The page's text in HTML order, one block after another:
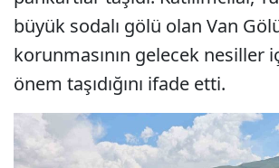
büyük sodalı gölü olan Van
korunmasının gelecek nesiller
önem taşıdığını ifade etti.